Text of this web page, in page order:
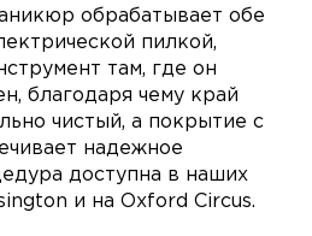
обрабатывает обе
пилкой,
там, где он
благодаря чему край
чистый, а покрытие с
надежное
доступна в наших
и на Oxford Circus.